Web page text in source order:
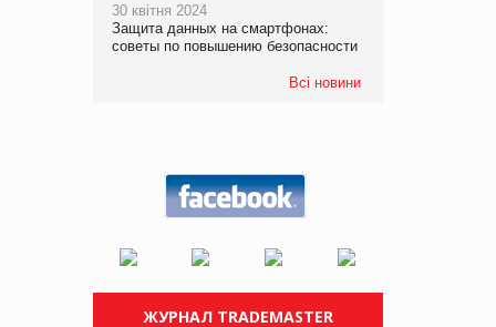
30 квітня 2024
Защита данных на смартфонах:
советы по повышению безопасности
Всі новини
ЖУРНАЛ TRADEMASTER